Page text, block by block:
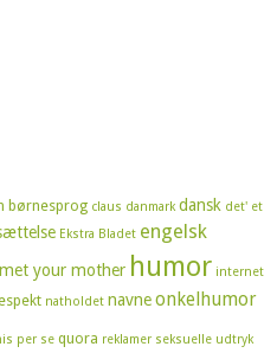
børnesprog claus danmark dansk det' et
Ekstra Bladet engelsk
your mother humor internet
natholdet navneonkelhumor
per se quora reklamer seksuelle udtryk